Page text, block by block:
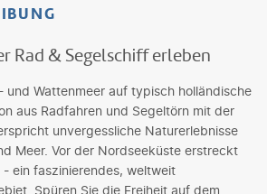
Rad & Segelschiff erleben
und Wattenmeer auf typisch holländische
aus Radfahren und Segeltörn mit der
unvergessliche Naturerlebnisse
Meer. Vor der Nordseeküste erstreckt
- ein faszinierendes, weltweit
Spüren Sie die Freiheit auf dem